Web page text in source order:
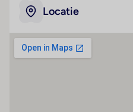
Locatie